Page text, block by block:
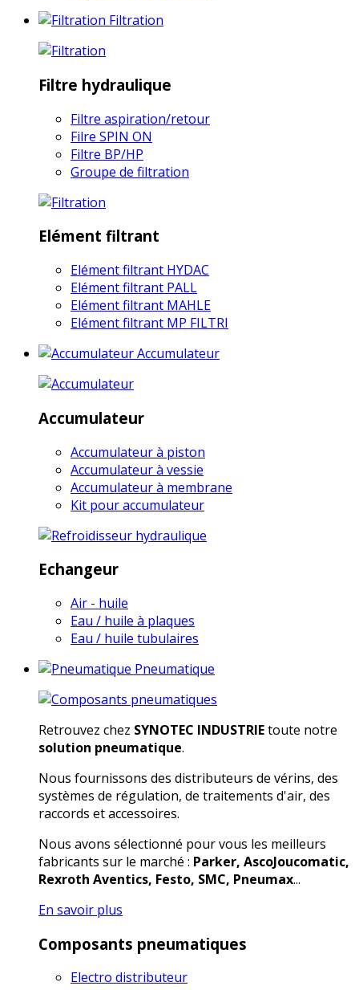
Filtration
Filtre hydraulique
Filtre aspiration/retour
Filre SPIN ON
Filtre BP/HP
Groupe de filtration
Elément filtrant
Elément filtrant HYDAC
Elément filtrant PALL
Elément filtrant MAHLE
Elément filtrant MP FILTRI
Accumulateur
Accumulateur
Accumulateur à piston
Accumulateur à vessie
Accumulateur à membrane
Kit pour accumulateur
Echangeur
Air - huile
Eau / huile à plaques
Eau / huile tubulaires
Pneumatique
Retrouvez chez SYNOTEC INDUSTRIEtoute notre
solution pneumatique.
Nous fournissons des distributeurs de vérins, des
systèmes de régulation, de traitements d'air, des
raccords et accessoires.
Nous avons sélectionné pour vous les meilleurs
fabricants sur le marché : Parker, AscoJoucomatic,
Rexroth Aventics, Festo, SMC, Pneumax...
En savoir plus
Composants pneumatiques
Electro distributeur